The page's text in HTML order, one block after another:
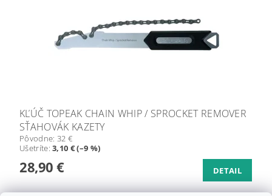
KĽÚČ TOPEAK CHAIN WHIP / SPROCKET REMOVER
SŤAHOVÁK KAZETY
Pôvodne: 32 €
Ušetríte:3,10 € (–9 %)
28,90 € DETAIL